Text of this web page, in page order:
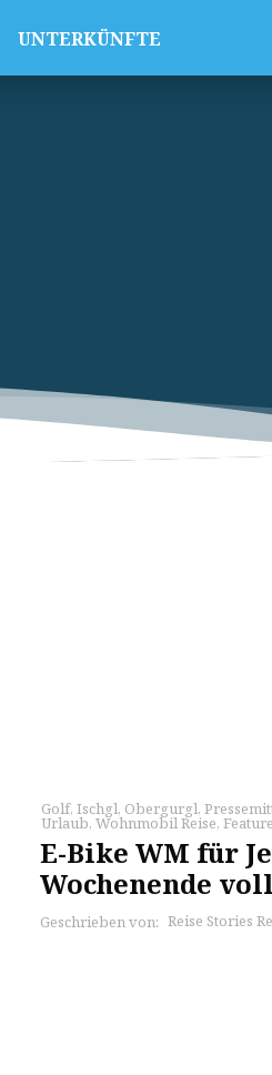
UNTERKÜNFTE
Golf, Ischgl, Obergurgl,
Urlaub, Wohnmobil Reise,
E-Bike WM für
Wochenende
Geschrieben von: Reise Stories